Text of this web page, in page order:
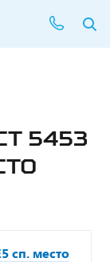
5453
сп. место